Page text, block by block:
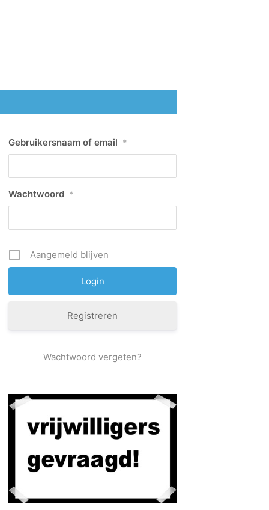
Gebruikersnaam of email *
Wachtwoord *
Aangemeld blijven
Registreren
Wachtwoord vergeten?